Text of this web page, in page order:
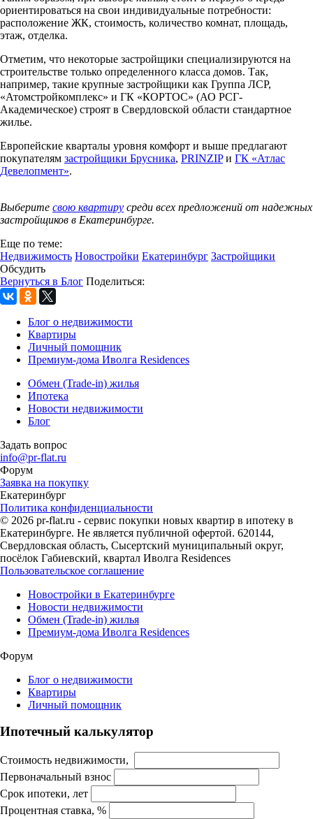
ориентироваться на свои индивидуальные потребности:
расположение ЖК, стоимость, количество комнат, площадь,
этаж, отделка.
Отметим, что некоторые застройщики специализируются на
строительстве только определенного класса домов. Так,
например, такие крупные застройщики как Группа ЛСР,
«Атомстройкомплекс» и ГК «КОРТОС» (АО РСГ-
Академическое) строят в Свердловской области стандартное
жилье.
Европейские кварталы уровня комфорт и выше предлагают
покупателям застройщики Брусника, PRINZIPи ГК «Атлас
Девелопмент».
Выберите свою квартиру среди всех предложений от надежных
застройщиков в Екатеринбурге.
Еще по теме:
Недвижимость Новостройки Екатеринбург Застройщики
Обсудить
Вернуться в Блог Поделиться:
Блог о недвижимости
Квартиры
Личный помощник
Премиум-дома Иволга Residences
Обмен (Trade-in) жилья
Ипотека
Новости недвижимости
Блог
Задать вопрос
info@pr-flat.ru
Форум
Заявка на покупку
Екатеринбург
Политика конфиденциальности
© 2026 pr-flat.ru - сервис покупки новых квартир в ипотеку в
Екатеринбурге. Не является публичной офертой. 620144,
Свердловская область, Сысертский муниципальный округ,
посёлок Габиевский, квартал Иволга Residences
Пользовательское соглашение
Новостройки в Екатеринбурге
Новости недвижимости
Обмен (Trade-in) жилья
Премиум-дома Иволга Residences
Форум
Блог о недвижимости
Квартиры
Личный помощник
Ипотечный калькулятор
Стоимость недвижимости,
Первоначальный взнос
Срок ипотеки, лет
Процентная ставка, %